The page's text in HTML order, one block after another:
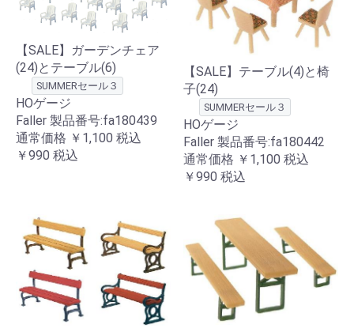
【SALE】ガーデンチェア
(24)とテーブル(6)
SUMMERセール３
HOゲージ
Faller 製品番号:fa180439
通常価格 ￥1,100 税込
￥990 税込
【SALE】テーブル(4)と椅
子(24)
SUMMERセール３
HOゲージ
Faller 製品番号:fa180442
通常価格 ￥1,100 税込
￥990 税込